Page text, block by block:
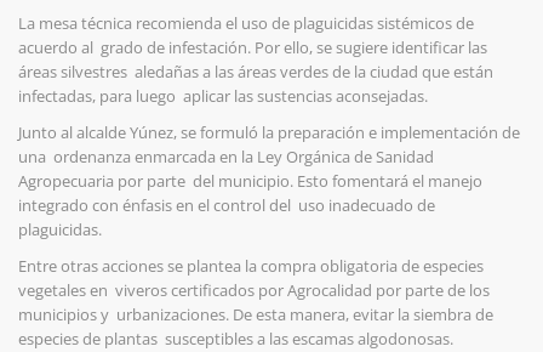
La mesa técnica recomienda el uso de plaguicidas sistémicos de
acuerdo al grado de infestación. Por ello, se sugiere identificar las
áreas silvestres aledañas a las áreas verdes de la ciudad que están
infectadas, para luego aplicar las sustencias aconsejadas.
Junto al alcalde Yúnez, se formuló la preparación e implementación de
una ordenanza enmarcada en la Ley Orgánica de Sanidad
Agropecuaria por parte del municipio. Esto fomentará el manejo
integrado con énfasis en el control del uso inadecuado de
plaguicidas.
Entre otras acciones se plantea la compra obligatoria de especies
vegetales en viveros certificados por Agrocalidad por parte de los
municipios y urbanizaciones. De esta manera, evitar la siembra de
especies de plantas susceptibles a las escamas algodonosas.